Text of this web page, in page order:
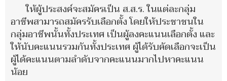
ให้ผู้ประสงค์จะสมัครเป็น ส.ส.ร. ในแต่ละกลุ่ม
อาชีพสามารถสมัครรับเลือกตั้ง โดยให้ประชาชนใน
กลุ่มอาชีพนั้นทั้งประเทศ เป็นผู้ลงคะแนนเลือกตั้ง และ
ให้นับคะแนนรวมกันทั้งประเทศ ผู้ได้รับคัดเลือกจะเป็น
ผู้ได้คะแนนตามลำดับจากคะแนนมากไปหาคะแนน
น้อย